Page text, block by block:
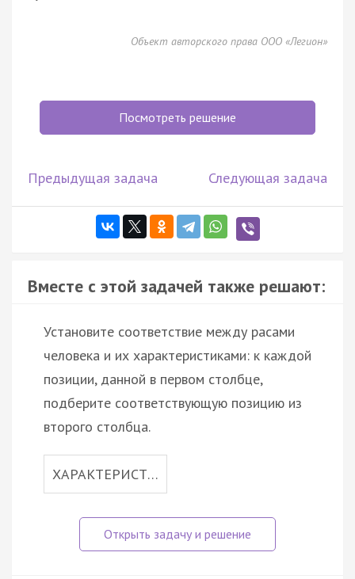
Объект авторского права ООО «Легион»
Посмотреть решение
Предыдущая задача Следующая задача
Вместе с этой задачей также решают:
Установите соответствие между расами
человека и их характеристиками: к каждой
позиции, данной в первом столбце,
подберите соответствующую позицию из
второго столбца.
ХАРАКТЕРИСТ…